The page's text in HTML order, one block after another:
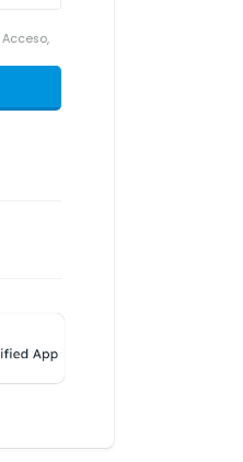
Acceso,